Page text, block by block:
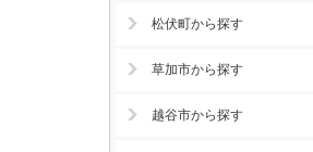
松伏町から探す
草加市から探す
越谷市から探す